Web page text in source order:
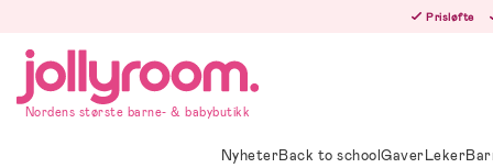
innehållet
Prisløfte
Nordens største barne- & babybutikk
NyheterBack to schoolGaverLeker